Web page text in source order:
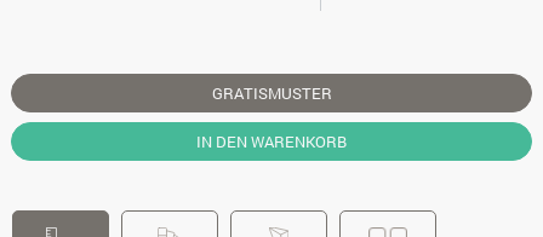
GRATISMUSTER
IN DEN WARENKORB